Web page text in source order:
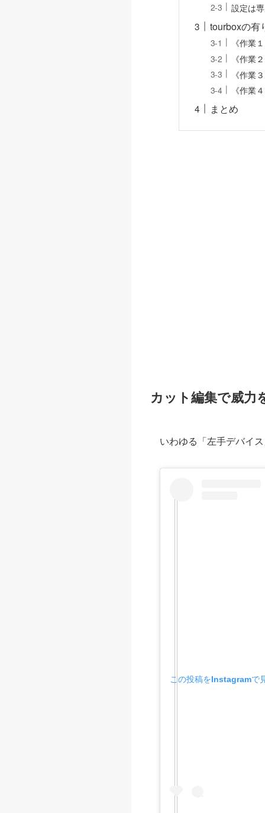
設定は
tourboxの有
《作業
《作業
《作業
《作業
まとめ
カット編集で威
いわゆる「左手デバイ
この投稿をInstagramで